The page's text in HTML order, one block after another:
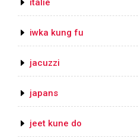
italie
iwka kung fu
jacuzzi
japans
jeet kune do